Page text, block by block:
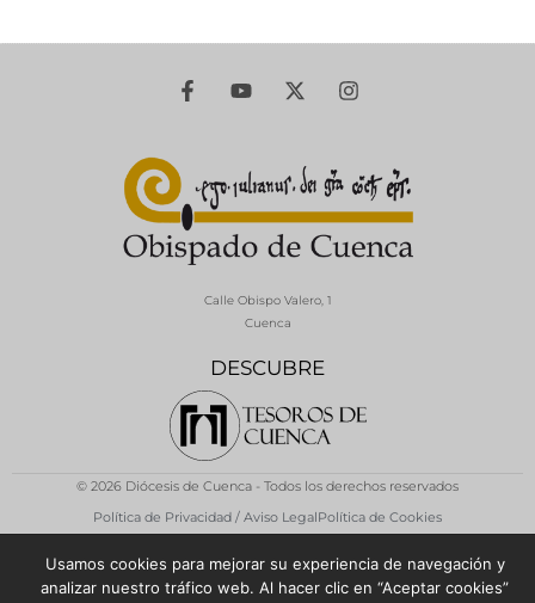
DESCUBRE
Calle Obispo Valero, 1
Cuenca
© 2026 Diócesis de Cuenca - Todos los derechos reservados
Política de Privacidad / Aviso LegalPolítica de Cookies
Usamos cookies para mejorar su experiencia de navegación y
analizar nuestro tráfico web. Al hacer clic en “Aceptar cookies”